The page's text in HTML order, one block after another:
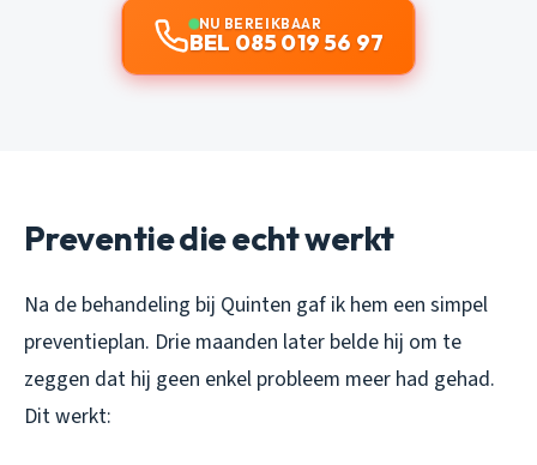
NU BEREIKBAAR
BEL 085 019 56 97
Preventie die echt werkt
Na de behandeling bij Quinten gaf ik hem een simpel
preventieplan. Drie maanden later belde hij om te
zeggen dat hij geen enkel probleem meer had gehad.
Dit werkt: